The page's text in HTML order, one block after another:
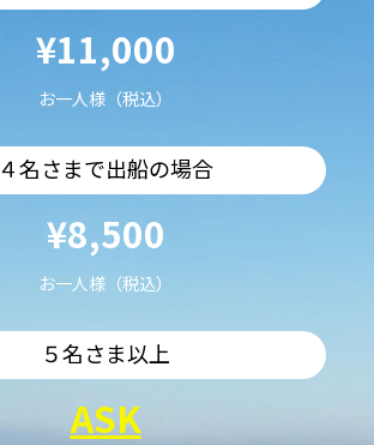
¥11,000
お一人様（税込）
４名さまで出船の場合
¥8,500
お一人様（税込）
５名さま以上
ASK